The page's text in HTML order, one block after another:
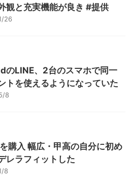
観と充実機能が良き #提供
26
のLINE、2台のスマホで同一
トを使えるようになっていた
8
購入 幅広・甲高の自分に初め
レラフィットした
8